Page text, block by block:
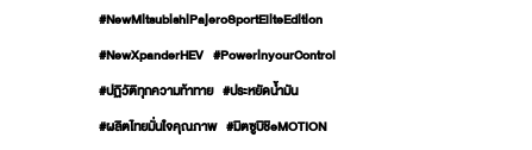
#NewMitsubishiPajeroSportEliteEdition
#NewXpanderHEV #PowerinyourControl
#ปฏิวัติทุกความท้าทาย #ประหยัดน้ำมัน
#ผลิตไทยมั่นใจคุณภาพ #มิตซูบิชิeMOTION